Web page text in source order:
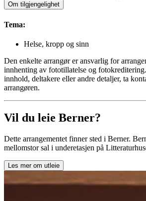
Om tilgjengelighet
Tema:
Helse, kropp og sinn
Den enkelte arrangør er ansvarlig for
innhenting av fototillatelse og
innhold, deltakere eller andre detaljer, ta
arrangøren.
Vil du leie Berner?
Dette arrangementet finner sted i Berner.
mellomstor sal i underetasjen på
Les mer om utleie